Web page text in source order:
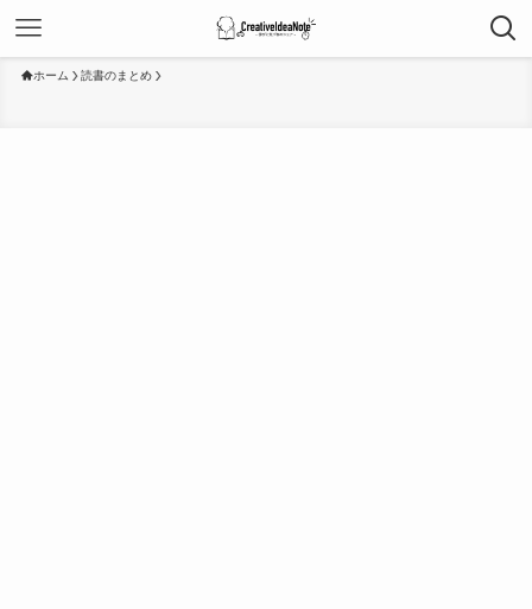
ホーム 読書のまとめ